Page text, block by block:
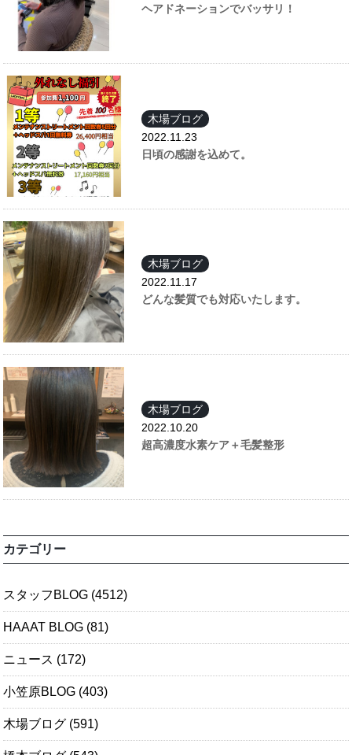
ヘアドネーションでバッサリ！
木場ブログ
2022.11.23
日頃の感謝を込めて。
木場ブログ
2022.11.17
どんな髪質でも対応いたします。
木場ブログ
2022.10.20
超高濃度水素ケア＋毛髪整形
カテゴリー
スタッフBLOG (4512)
HAAAT BLOG (81)
ニュース (172)
小笠原BLOG (403)
木場ブログ (591)